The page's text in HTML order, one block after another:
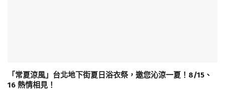
「常夏涼風」台北地下街夏日浴衣祭，邀您沁涼一夏！8/15、
16 熱情相見！